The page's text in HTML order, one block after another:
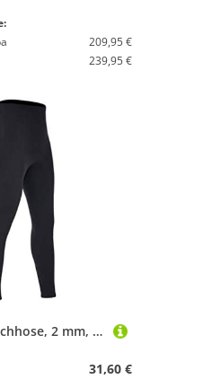
209,95 €
239,95 €
Swi mming Tauchhose, 2 mm, Neopren, warm, Thermo-Neoprenanzug, lange Tauchhose, Herren, XL
31,60 €